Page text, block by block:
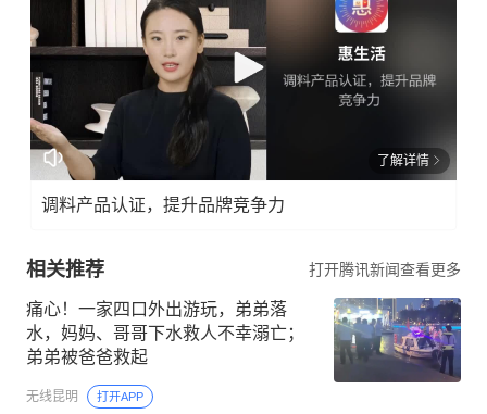
了解详情
调料产品认证，提升品牌竞争力
相关推荐 打开腾讯新闻查看更多
痛心！一家四口外出游玩，弟弟落
水，妈妈、哥哥下水救人不幸溺亡；
弟弟被爸爸救起
无线昆明 打开APP